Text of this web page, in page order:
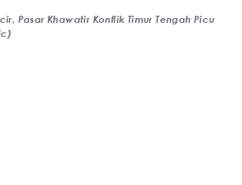
Pasar Khawatir Konflik Timur Tengah Picu